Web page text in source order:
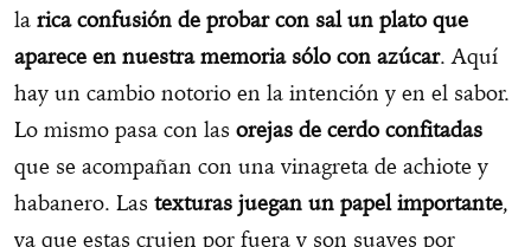
la rica confusión de probar con sal un plato que
aparece en nuestra memoria sólo con azúcar. Aquí
hay un cambio notorio en la intención y en el sabor.
Lo mismo pasa con las orejas de cerdo confitadas
que se acompañan con una vinagreta de achiote y
habanero. Las texturas juegan un papel importante,
ya que estas crujen por fuera y son suaves por